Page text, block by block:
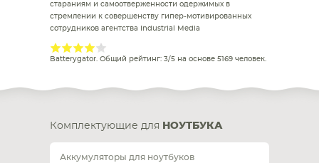
стараниям и самоотверженности одержимых в
стремлении к совершенству гипер-мотивированных
сотрудников агентства Industrial Media
Batterygator. Общий рейтинг: 3/5 на основе 5169 человек.
Комплектующие для НОУТБУКА
Аккумуляторы для ноутбуков